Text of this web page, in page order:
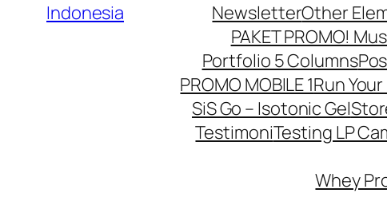
Indonesia
NewsletterOther
PAKET PROMO!
Portfolio 5 Columns
PROMO MOBILE 1Run
SiS Go – Isotonic Gel
TestimoniTesting LP
Whey